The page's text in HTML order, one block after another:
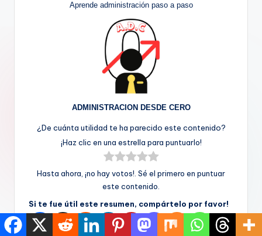
Aprende administración paso a paso
ADMINISTRACION DESDE CERO
¿De cuánta utilidad te ha parecido este contenido?
¡Haz clic en una estrella para puntuarlo!
Hasta ahora, ¡no hay votos!. Sé el primero en puntuar
este contenido.
Si te fue útil este resumen, compártelo por favor!